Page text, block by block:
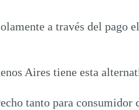
a través del
Aires tiene esta
tanto para